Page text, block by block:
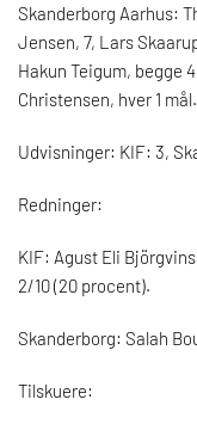
Skanderborg Aarhus:
Jensen, 7, Lars
Hakun Teigum, begge
Christensen, hver 1 mål.
Udvisninger: KIF: 3,
Redninger:
KIF: Agust Eli
2/10 (20 procent).
Skanderborg: Salah
Tilskuere: